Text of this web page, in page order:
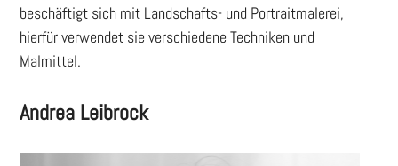
beschäftigt sich mit Landschafts- und Portraitmalerei,
hierfür verwendet sie verschiedene Techniken und
Malmittel.
Andrea Leibrock